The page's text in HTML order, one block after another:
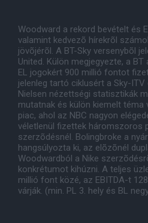
Woodward a rekord bevételt és
valamint kedvezõ hírekrõl
jövõjérõl. A BT-Sky versenybõl
United. Külön megjegyezte, a
EL jogokért 900 millió fontot
jelenleg tartó ciklusért a Sky-
Nielsen nézettségi statisztikák
mutatnak és külön kiemelt téma
piac, ahol az NBC nagyon
véletlenül fizettek háromszoros
szerzõdésnél. Bolingbroke a
hangsúlyozta ki, az elõzõnél
Woodwardból a Nike
konkrétumot kihúzni. A teljes
millió font közé, az EBITDA-t
várják. (min. PL 3. hely és BL